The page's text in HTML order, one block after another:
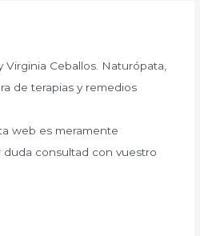
Virginia Ceballos. Naturópata,
de terapias y remedios
web es meramente
duda consultad con vuestro